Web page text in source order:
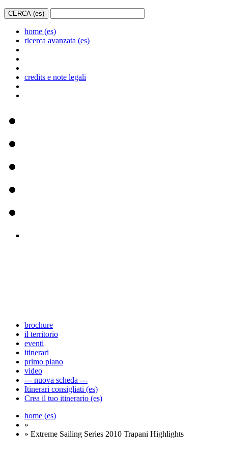
home (es)
ricerca avanzata (es)
credits e note legali
brochure
il territorio
eventi
itinerari
primo piano
video
--- nuova scheda ---
Itinerari consigliati (es)
Crea il tuo itinerario (es)
home (es)
»
» Extreme Sailing Series 2010 Trapani Highlights